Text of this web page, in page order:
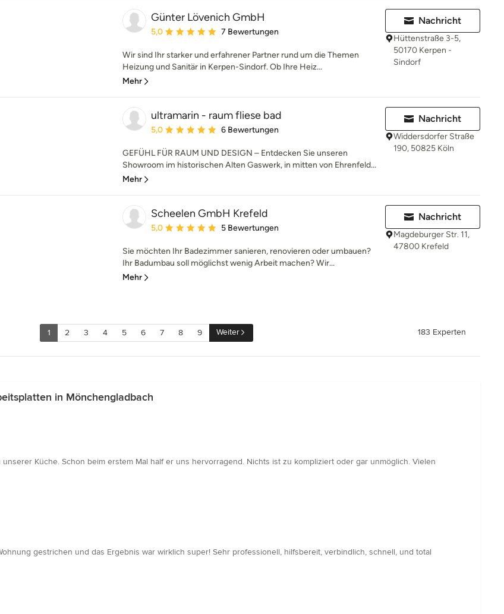
Günter Lövenich GmbH
Durchschnittliche Bewertung: 5 von 5 Sternen
5,0 7 Bewertungen
Wir sind Ihr starker und erfahrener Partner rund um die Themen
Heizung und Sanitär in Kerpen-Sindorf. Ob Ihre Heiz...
Mehr
Nachricht
Hüttenstraße 3-5,
50170 Kerpen -
Sindorf
ultramarin - raum fliese bad
Durchschnittliche Bewertung: 5 von 5 Sternen
5,0 6 Bewertungen
GEFÜHL FÜR RAUM UND DESIGN – Entdecken Sie unseren
Showroom im historischen Alten Gaswerk, in mitten von Ehrenfeld...
Mehr
Nachricht
Widdersdorfer Straße
190, 50825 Köln
Scheelen GmbH Krefeld
Durchschnittliche Bewertung: 5 von 5 Sternen
5,0 5 Bewertungen
Sie möchten Ihr Badezimmer sanieren, renovieren oder umbauen?
Ihr Badumbau soll möglichst wenig Arbeit machen? Wir...
Mehr
Nachricht
Magdeburger Str. 11,
47800 Krefeld
1 2 3 4 5 6 7 8 9 Weiter 183 Experten
in Mönchengladbach
Küche. Schon beim erstem Mal half er uns hervorragend. Nichts ist zu kompliziert oder gar unmöglich. Vielen
gestrichen und das Ergebnis war wirklich super! Sehr professionell, hilfsbereit, verbindlich, schnell, und total